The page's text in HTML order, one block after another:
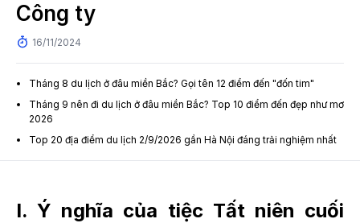
Công ty
16/11/2024
Tháng 8 du lịch ở đâu miền Bắc? Gọi tên 12 điểm đến "đốn tim"
Tháng 9 nên đi du lịch ở đâu miền Bắc? Top 10 điểm đến đẹp như mơ
2026
Top 20 địa điểm du lịch 2/9/2026 gần Hà Nội đáng trải nghiệm nhất
I. Ý nghĩa của tiệc Tất niên cuối